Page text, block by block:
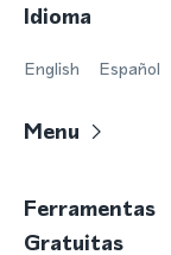
Idioma
English Español
Menu
Ferramentas
Gratuitas